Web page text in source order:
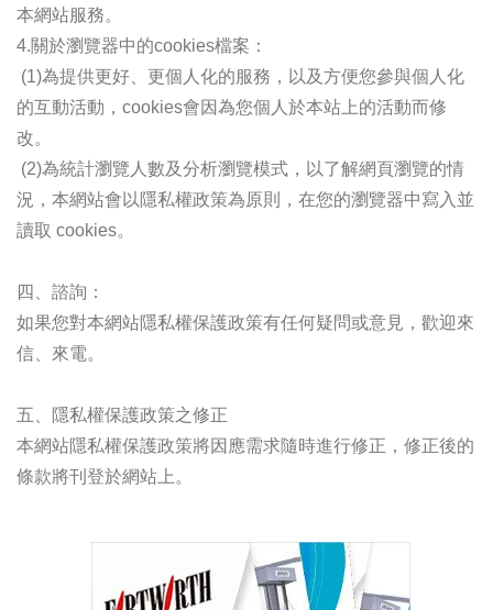
本網站服務。
4.關於瀏覽器中的cookies檔案：
(1)為提供更好、更個人化的服務，以及方便您參與個人化
的互動活動，cookies會因為您個人於本站上的活動而修
改。
(2)為統計瀏覽人數及分析瀏覽模式，以了解網頁瀏覽的情
況，本網站會以隱私權政策為原則，在您的瀏覽器中寫入並
讀取 cookies。
四、諮詢：
如果您對本網站隱私權保護政策有任何疑問或意見，歡迎來
信、來電。
五、隱私權保護政策之修正
本網站隱私權保護政策將因應需求隨時進行修正，修正後的
條款將刊登於網站上。